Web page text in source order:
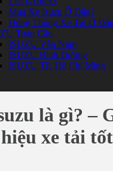
Mua Xe Isuzu Ở Đâu?
Đóng Thùng Xe Tải Ở
Toàn Cầu
ISUZU Vân Nam
ISUZU Bình Dương
ISUZU TP. Hồ Chí Minh
là gì? –
xe tải